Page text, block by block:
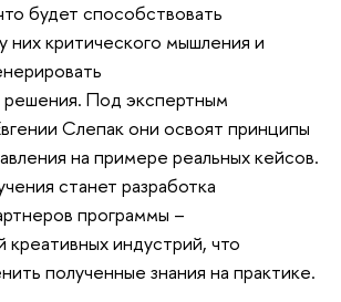
будет способствовать
них критического мышления и
Под экспертным
Слепак они освоят принципы
на примере реальных кейсов.
станет разработка
программы –
креативных индустрий, что
полученные знания на практике.